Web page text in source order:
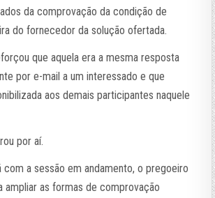
da comprovação da condição de
do fornecedor da solução ofertada.
que aquela era a mesma resposta
por e-mail a um interessado e que
aos demais participantes naquele
por aí.
com a sessão em andamento, o pregoeiro
ampliar as formas de comprovação